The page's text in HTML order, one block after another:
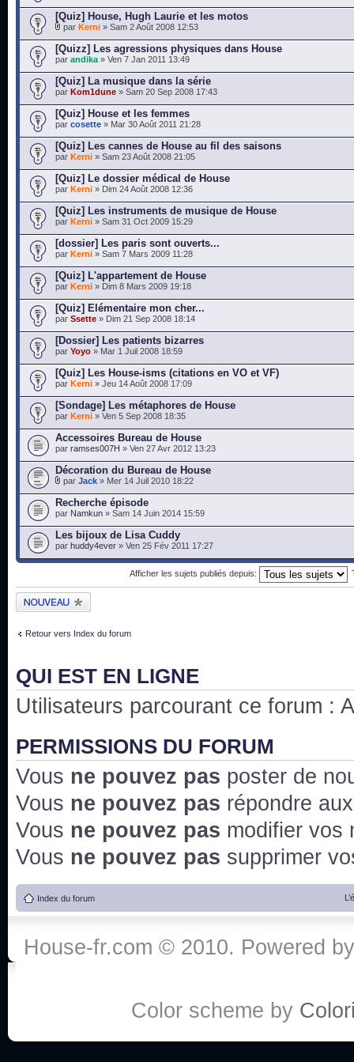
[Quiz] House, Hugh Laurie et les motos
par Kerni » Sam 2 Août 2008 12:53
[Quizz] Les agressions physiques dans House
par andika » Ven 7 Jan 2011 13:49
[Quiz] La musique dans la série
par Kom1dune » Sam 20 Sep 2008 17:43
[Quiz] House et les femmes
par cosette » Mar 30 Août 2011 21:28
[Quiz] Les cannes de House au fil des saisons
par Kerni » Sam 23 Août 2008 21:05
[Quiz] Le dossier médical de House
par Kerni » Dim 24 Août 2008 12:36
[Quiz] Les instruments de musique de House
par Kerni » Sam 31 Oct 2009 15:29
[dossier] Les paris sont ouverts...
par Kerni » Sam 7 Mars 2009 11:28
[Quiz] L'appartement de House
par Kerni » Dim 8 Mars 2009 19:18
[Quiz] Elémentaire mon cher...
par Ssette » Dim 21 Sep 2008 18:14
[Dossier] Les patients bizarres
par Yoyo » Mar 1 Juil 2008 18:59
[Quiz] Les House-isms (citations en VO et VF)
par Kerni » Jeu 14 Août 2008 17:09
[Sondage] Les métaphores de House
par Kerni » Ven 5 Sep 2008 18:35
Accessoires Bureau de House
par ramses007H » Ven 27 Avr 2012 13:23
Décoration du Bureau de House
par Jack » Mer 14 Juil 2010 18:22
Recherche épisode
par Namkun » Sam 14 Juin 2014 15:59
Les bijoux de Lisa Cuddy
par huddy4ever » Ven 25 Fév 2011 17:27
Afficher les sujets publiés depuis:
Publier un nouveau
sujet
Retour vers Index du forum
QUI EST EN LIGNE
Utilisateurs parcourant ce forum :
PERMISSIONS DU FORUM
Vous ne pouvez pas poster de
Vous ne pouvez pas répondre
Vous ne pouvez pas modifier vos
Vous ne pouvez pas supprimer
Index du forum
House-fr.com © 2010. Powered
Color scheme by